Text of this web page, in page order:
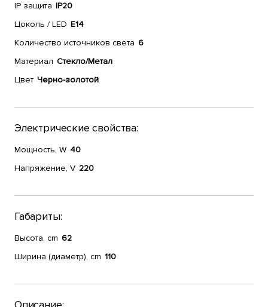
IP защита IP20
Цоколь / LED E14
Количество источников света 6
Материал Стекло/Метал
Цвет Черно-золотой
Электрические свойства:
Мощность, W 40
Напряжение, V 220
Габариты:
Высота, cm 62
Ширина (диаметр), cm 110